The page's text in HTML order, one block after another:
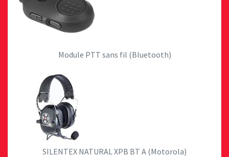
Module PTT sans fil (Bluetooth)
SILENTEX NATURAL XPB BT A (Motorola)